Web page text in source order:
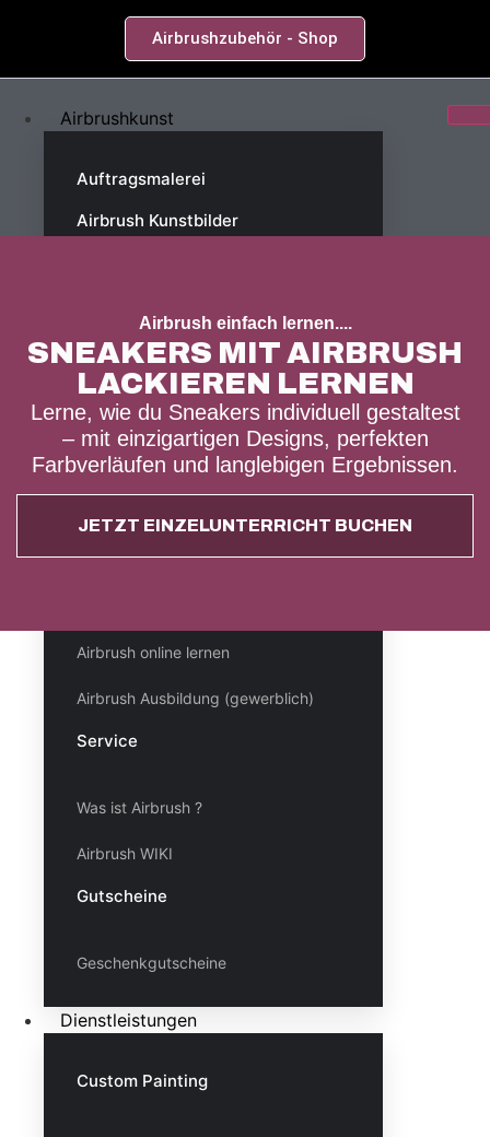
Airbrushzubehör - Shop
Airbrushkunst
Auftragsmalerei
Airbrush Kunstbilder
Kunstdrucke
Vita
Airbrushkurse
Airbrush lernen
Einzelunterricht buchen
Airbrush online lernen
Airbrush Ausbildung (gewerblich)
Service
Was ist Airbrush ?
Airbrush WIKI
Gutscheine
Geschenkgutscheine
Dienstleistungen
Custom Painting
Airbrush einfach lernen....
SNEAKERS MIT AIRBRUSH
LACKIEREN LERNEN
Lerne, wie du Sneakers individuell gestaltest
– mit einzigartigen Designs, perfekten
Farbverläufen und langlebigen Ergebnissen.
JETZT EINZELUNTERRICHT BUCHEN